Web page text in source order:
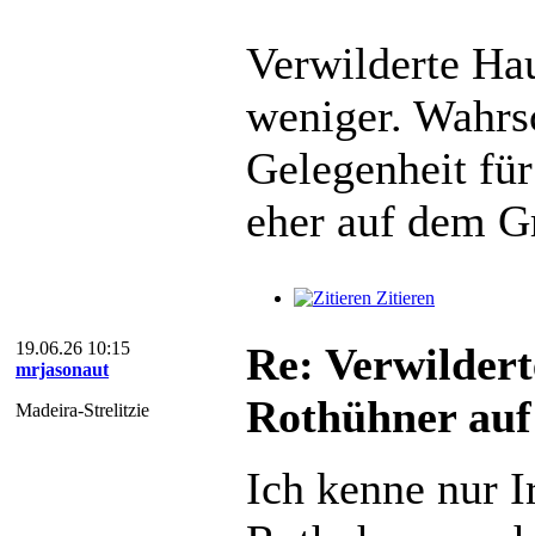
Verwilderte
weniger.
Gelegenheit
eher auf dem
Zitieren
19.06.26 10:15
mrjasonaut
Madeira-Strelitzie
Re:
Rothühner
Ich kenne nur